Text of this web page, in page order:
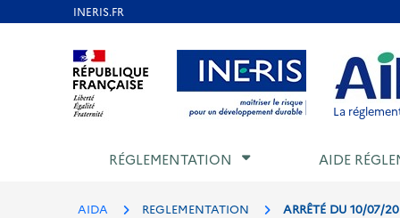
Aller au contenu Aller au menu Aller au
La
RÉGLEMENTATION AIDE
AIDA REGLEMENTATION ARRÊTÉ DU 10/07/